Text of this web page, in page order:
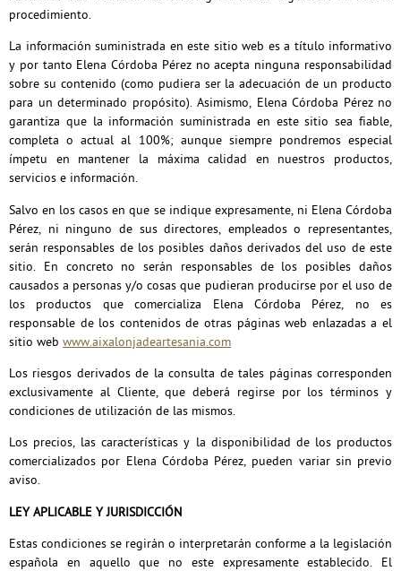
procedimiento.
La información suministrada en este sitio web es a título informativo
y por tanto Elena Córdoba Pérez no acepta ninguna responsabilidad
sobre su contenido (como pudiera ser la adecuación de un producto
para un determinado propósito). Asimismo, Elena Córdoba Pérez no
garantiza que la información suministrada en este sitio sea fiable,
completa o actual al 100%; aunque siempre pondremos especial
ímpetu en mantener la máxima calidad en nuestros productos,
servicios e información.
Salvo en los casos en que se indique expresamente, ni Elena Córdoba
Pérez, ni ninguno de sus directores, empleados o representantes,
serán responsables de los posibles daños derivados del uso de este
sitio. En concreto no serán responsables de los posibles daños
causados a personas y/o cosas que pudieran producirse por el uso de
los productos que comercializa Elena Córdoba Pérez, no es
responsable de los contenidos de otras páginas web enlazadas a el
sitio web www.aixalonjadeartesania.com
Los riesgos derivados de la consulta de tales páginas corresponden
exclusivamente al Cliente, que deberá regirse por los términos y
condiciones de utilización de las mismos.
Los precios, las características y la disponibilidad de los productos
comercializados por Elena Córdoba Pérez, pueden variar sin previo
aviso.
LEY APLICABLE Y JURISDICCIÓN
Estas condiciones se regirán o interpretarán conforme a la legislación
española en aquello que no este expresamente establecido. El